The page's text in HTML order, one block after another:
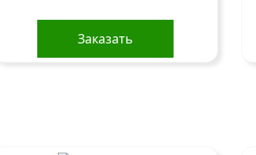
Заказать